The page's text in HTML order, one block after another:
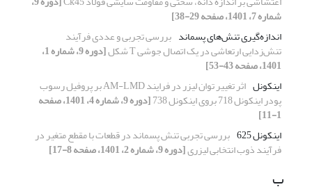
شماره 7، 1401، صفحه 29-38]
اندازه‌گیری تنش‌های پسماند بررسی تجربی و عددی فرآیند
تنش‌زدایی ارتعاشی در یک اتصال جوشی T شکل [دوره 9، شماره 1،
1401، صفحه 43-53]
اینکونل
اثر تغییر توان لیزر در فرایند AM-LMD بر پروفیل رسوب
پودر اینکونل 718 بروی اینکونل 738 [دوره 9، شماره 4، 1401، صفحه
1-11]
اینکونل 625
بررسی تجربی تنش پسماند در قطعات با مقطع متغیر در
فرآیند ذوب انتخابی لیزری[دوره 9، شماره 2، 1401، صفحه 8-17]
ب